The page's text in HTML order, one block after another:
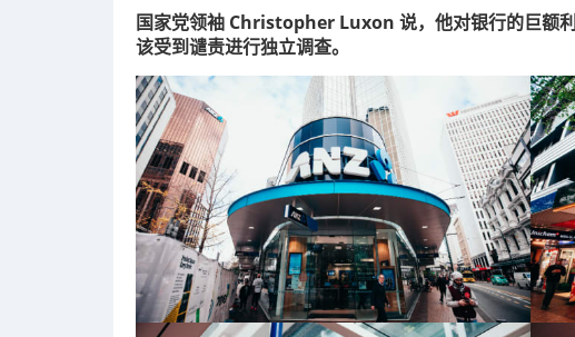
国家党领袖 Christopher Luxon 说，他对银行的巨额
该受到谴责进行独立调查。